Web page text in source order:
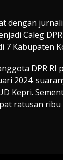
dengan
Caleg
7 Kabupaten
DPR RI
2024.
Kepri.
ratusan ribu